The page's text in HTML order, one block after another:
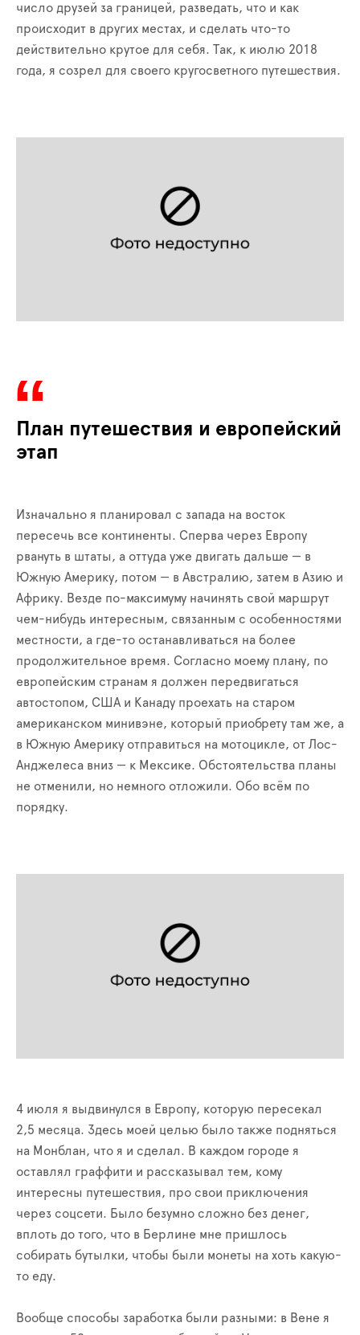
число друзей за границей, разведать, что и как
происходит в других местах, и сделать что-то
действительно крутое для себя. Так, к июлю 2018
года, я созрел для своего кругосветного путешествия.
План путешествия и европейский
этап
Изначально я планировал с запада на восток
пересечь все континенты. Сперва через Европу
рвануть в штаты, а оттуда уже двигать дальше — в
Южную Америку, потом — в Австралию, затем в Азию и
Африку. Везде по-максимуму начинять свой маршрут
чем-нибудь интересным, связанным с особенностями
местности, а где-то останавливаться на более
продолжительное время. Согласно моему плану, по
европейским странам я должен передвигаться
автостопом, США и Канаду проехать на старом
американском минивэне, который приобрету там же, а
в Южную Америку отправиться на мотоцикле, от Лос-
Анджелеса вниз — к Мексике. Обстоятельства планы
не отменили, но немного отложили. Обо всём по
порядку.
4 июля я выдвинулся в Европу, которую пересекал
2,5 месяца. Здесь моей целью было также подняться
на Монблан, что я и сделал. В каждом городе я
оставлял граффити и рассказывал тем, кому
интересны путешествия, про свои приключения
через соцсети. Было безумно сложно без денег,
вплоть до того, что в Берлине мне пришлось
собирать бутылки, чтобы были монеты на хоть какую-
то еду.
Вообще способы заработка были разными: в Вене я